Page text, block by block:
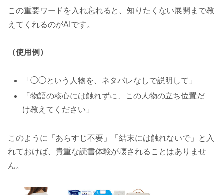
この重要ワードを入れ忘れると、知りたくない展開まで教
えてくれるのがAIです。
（使用例）
「◯◯という人物を、ネタバレなしで説明して」
「物語の核心には触れずに、この人物の立ち位置だ
け教えてください」
このように「あらすじ不要」「結末には触れないで」と入
れておけば、貴重な読書体験が壊されることはありませ
ん。